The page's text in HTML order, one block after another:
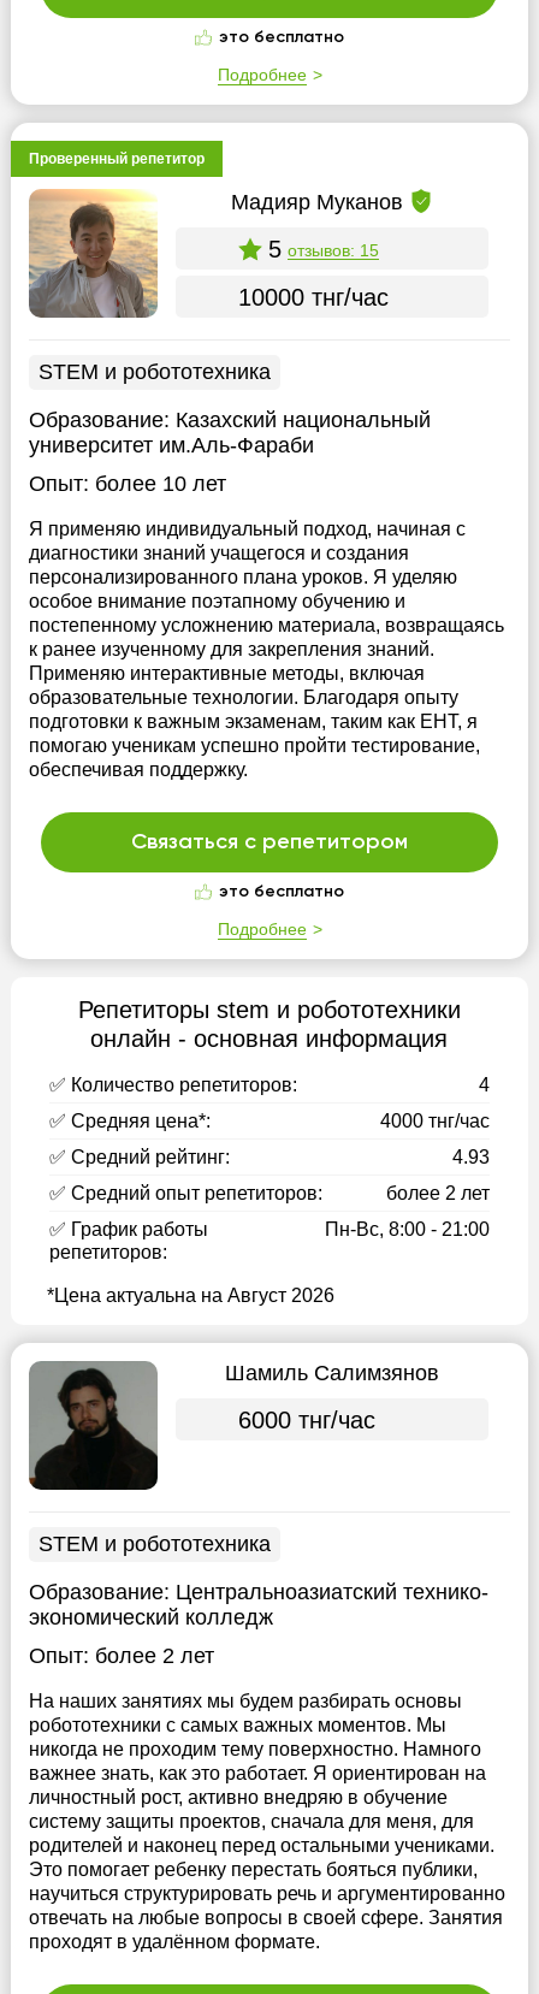
это бесплатно
Подробнее
Проверенный репетитор
Мадияр Муканов
5 отзывов: 15
10000 тнг/час
STEM и робототехника
Образование: Казахский национальный
университет им.Аль-Фараби
Опыт: более 10 лет
Я применяю индивидуальный подход, начиная с
диагностики знаний учащегося и создания
персонализированного плана уроков. Я уделяю
особое внимание поэтапному обучению и
постепенному усложнению материала, возвращаясь
к ранее изученному для закрепления знаний.
Применяю интерактивные методы, включая
образовательные технологии. Благодаря опыту
подготовки к важным экзаменам, таким как ЕНТ, я
помогаю ученикам успешно пройти тестирование,
обеспечивая поддержку.
Связаться с репетитором
это бесплатно
Подробнее
Репетиторы stem и робототехники
онлайн - основная информация
✅ Количество репетиторов:
4
✅ Средняя цена*:
4000 тнг/час
✅ Средний рейтинг:
4.93
✅ Средний опыт репетиторов:
более 2 лет
✅ График работы
репетиторов:
Пн-Вс, 8:00 - 21:00
*Цена актуальна на Август 2026
Шамиль Салимзянов
6000 тнг/час
STEM и робототехника
Образование: Центральноазиатский технико-
экономический колледж
Опыт: более 2 лет
На наших занятиях мы будем разбирать основы
робототехники с самых важных моментов. Мы
никогда не проходим тему поверхностно. Намного
важнее знать, как это работает. Я ориентирован на
личностный рост, активно внедряю в обучение
систему защиты проектов, сначала для меня, для
родителей и наконец перед остальными учениками.
Это помогает ребенку перестать бояться публики,
научиться структурировать речь и аргументированно
отвечать на любые вопросы в своей сфере. Занятия
проходят в удалённом формате.